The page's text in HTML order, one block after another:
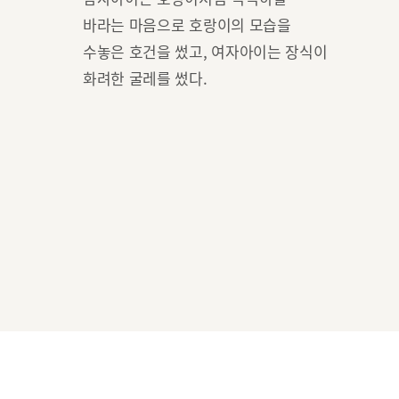
바라는 마음으로 호랑이의 모습을
수놓은 호건을 썼고, 여자아이는 장식이
화려한 굴레를 썼다.